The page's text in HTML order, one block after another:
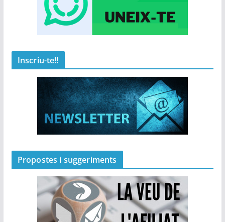
Inscriu-te!!
Propostes i suggeriments